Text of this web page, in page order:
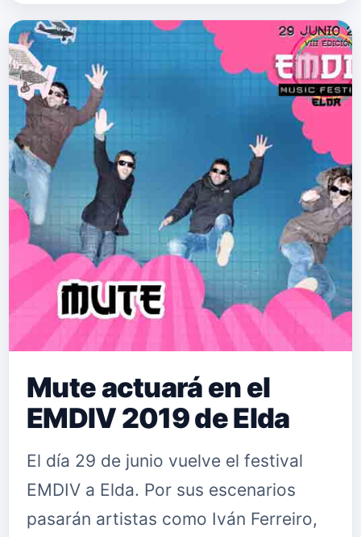
Mute actuará en el
EMDIV 2019 de Elda
El día 29 de junio vuelve el festival
EMDIV a Elda. Por sus escenarios
pasarán artistas como Iván Ferreiro,